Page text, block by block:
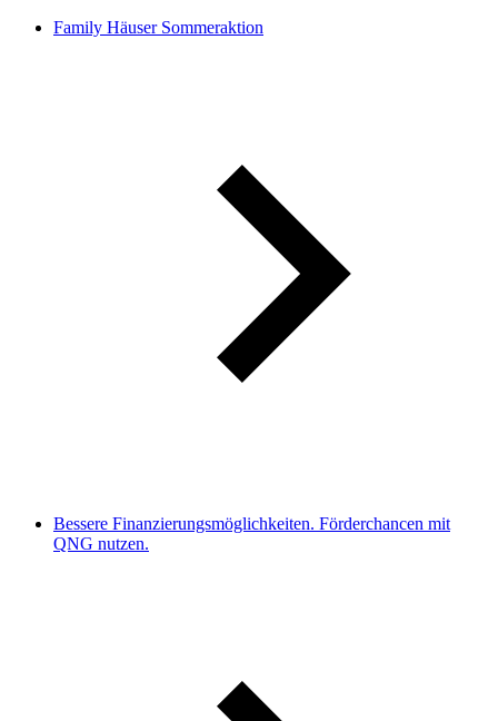
Family Häuser Sommeraktion
Bessere Finanzierungsmöglichkeiten. Förderchancen mit
QNG nutzen.